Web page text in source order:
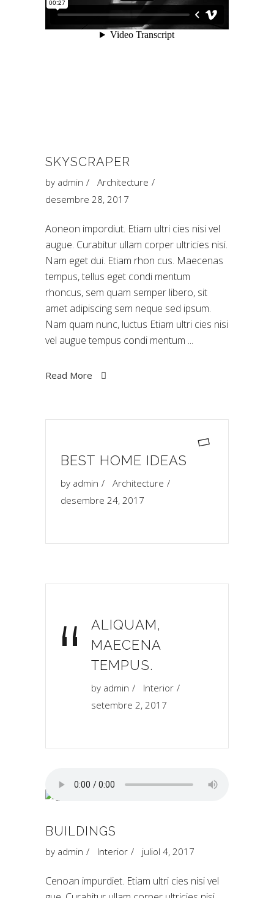
SKYSCRAPER
by admin
Architecture
desembre 28, 2017
Aoneon impordiut. Etiam ultri cies nisi vel
augue. Curabitur ullam corper ultricies nisi.
Nam eget dui. Etiam rhon cus. Maecenas
tempus, tellus eget condi mentum
rhoncus, sem quam semper libero, sit
amet adipiscing sem neque sed ipsum.
Nam quam nunc, luctus Etiam ultri cies nisi
vel augue tempus condi mentum
Read More
BEST HOME IDEAS
by admin
Architecture
desembre 24, 2017
“
ALIQUAM,
MAECENA
TEMPUS.
by admin
Interior
setembre 2, 2017
BUILDINGS
by admin Interior juliol 4, 2017
Cenoan impurdiet. Etiam ultri cies nisi vel